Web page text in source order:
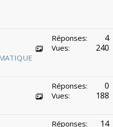
Réponses: 4
Vues: 240
Réponses: 0
Vues: 188
Réponses: 14